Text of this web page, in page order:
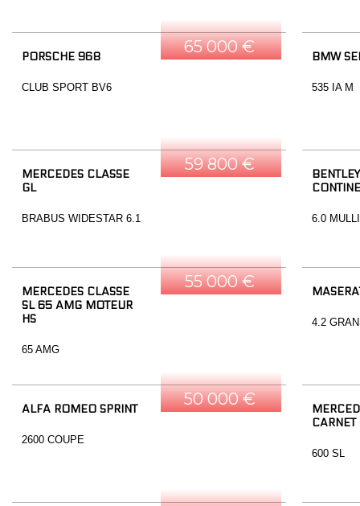
65 000 €
PORSCHE 968
CLUB SPORT BV6
BMW
535 IA M
59 800 €
MERCEDES CLASSE
GL
BRABUS WIDESTAR 6.1
BENTLEY
6.0
55 000 €
MERCEDES CLASSE
SL 65 AMG MOTEUR
HS
65 AMG
4.2
50 000 €
ALFA ROMEO SPRINT
2600 COUPE
CARNET
600 SL